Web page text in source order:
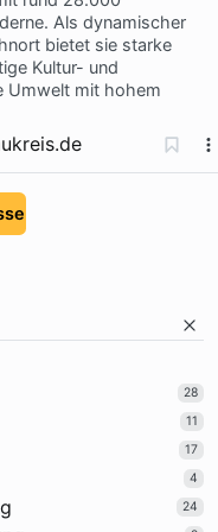
Als dynamischer
bietet sie starke
Kultur- und
Umwelt mit hohem
28
11
17
4
24